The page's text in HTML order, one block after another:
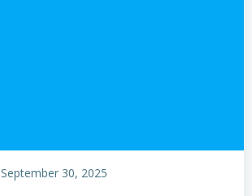
September 30, 2025